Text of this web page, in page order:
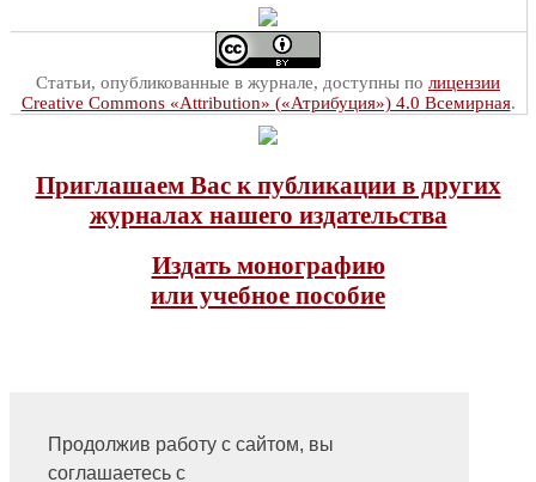
Продолжив работу с сайтом, вы
соглашаетесь с
Статьи, опубликованные в журнале, доступны по лицензии
Creative Commons «Attribution» («Атрибуция») 4.0 Всемирная.
Приглашаем Вас к публикации в других
журналах нашего издательства
Издать монографию
или учебное пособие
На главную